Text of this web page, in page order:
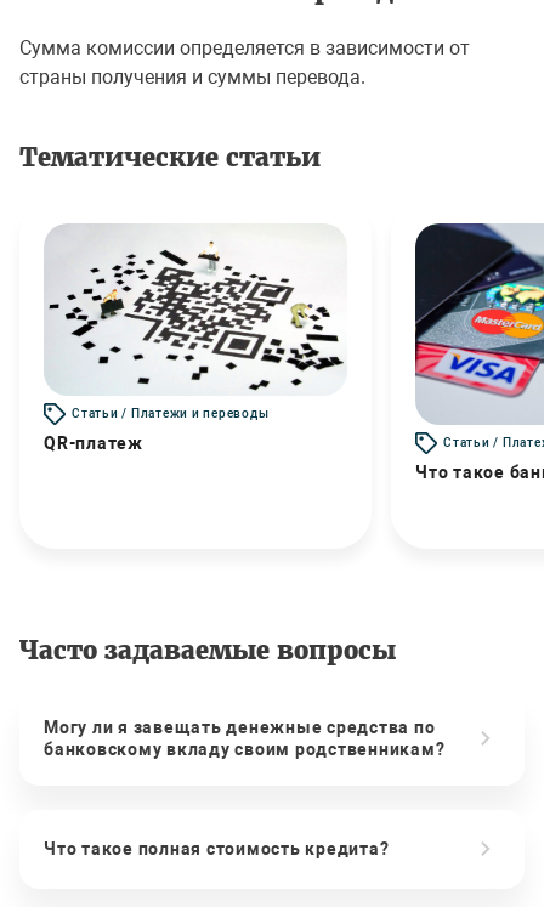
Сумма комиссии определяется в зависимости от
страны получения и суммы перевода.
Тематические статьи
Статьи / Платежи и переводы
QR-платеж Статьи /
Что такое
Часто задаваемые вопросы
Могу ли я завещать денежные средства по
банковскому вкладу своим родственникам?
Что такое полная стоимость кредита?